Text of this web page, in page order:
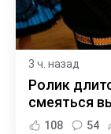
3 ч. назад
Ролик
смеяться
108 54